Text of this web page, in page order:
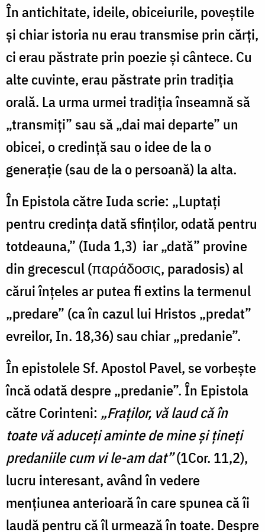
În antichitate, ideile, obiceiurile, poveștile
și chiar istoria nu erau transmise prin cărți,
ci erau păstrate prin poezie și cântece. Cu
alte cuvinte, erau păstrate prin tradiția
orală. La urma urmei tradiția înseamnă să
„transmiţi” sau să „dai mai departe” un
obicei, o credinţă sau o idee de la o
generaţie (sau de la o persoană) la alta.
În Epistola către Iuda scrie: „Luptaţi
pentru credinţa dată sfinţilor, odată pentru
totdeauna,” (Iuda 1,3) iar „dată” provine
din grecescul (παράδοσις, paradosis) al
cărui înţeles ar putea fi extins la termenul
„predare” (ca în cazul lui Hristos „predat”
evreilor, In. 18,36) sau chiar „predanie”.
În epistolele Sf. Apostol Pavel, se vorbeşte
încă odată despre „predanie”. În Epistola
către Corinteni: „Fraţilor, vă laud că în
toate vă aduceţi aminte de mine şi ţineţi
predaniile cum vi le-am dat”(1Cor. 11,2),
lucru interesant, având în vedere
menţiunea anterioară în care spunea că îi
laudă pentru că îl urmează în toate. Despre